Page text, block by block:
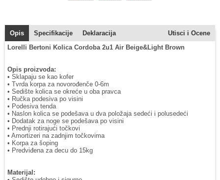
Opis Specifikacije Deklaracija
Utisci i Ocene
Lorelli Bertoni Kolica Cordoba 2u1 Air Beige&Light Brown
Opis proizvoda:
• Sklapaju se kao kofer
• Tvrda korpa za novorođenče 0-6m
• Sedište kolica se okreće u oba pravca
• Ručka podesiva po visini
• Podesiva tenda
• Naslon kolica se podešava u dva položaja sedeći i polusedeći
• Dodatak za noge se podešava po visini
• Prednji rotirajući točkovi
• Amortizeri na zadnjim točkovima
• Korpa za šoping
• Predviđena za decu do 15kg
Materijal: